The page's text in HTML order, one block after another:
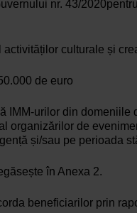
nr. 43/
culturale și
de euro
IMM-urilor din
organizărilor de
și/sau pe perioada
în Anexa 2.
beneficiarilor prin